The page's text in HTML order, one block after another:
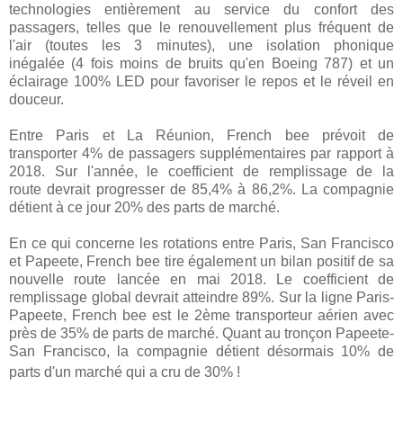
technologies entièrement au service du confort des
passagers, telles que le renouvellement plus fréquent de
l'air (toutes les 3 minutes), une isolation phonique
inégalée (4 fois moins de bruits qu'en Boeing 787) et un
éclairage 100% LED pour favoriser le repos et le réveil en
douceur.
Entre Paris et La Réunion, French bee prévoit de
transporter 4% de passagers supplémentaires par rapport à
2018. Sur l'année, le coefficient de remplissage de la
route devrait progresser de 85,4% à 86,2%. La compagnie
détient à ce jour 20% des parts de marché.
En ce qui concerne les rotations entre Paris, San Francisco
et Papeete, French bee tire également un bilan positif de sa
nouvelle route lancée en mai 2018. Le coefficient de
remplissage global devrait atteindre 89%. Sur la ligne Paris-
Papeete, French bee est le 2ème transporteur aérien avec
près de 35% de parts de marché. Quant au tronçon Papeete-
San Francisco, la compagnie détient désormais 10% de
parts d'un marché qui a cru de 30% !